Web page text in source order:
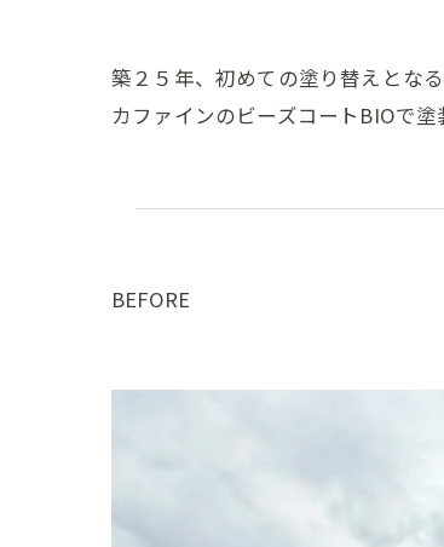
築２５年、初めての塗り替えとな
カファインのビーズコートBIOで
BEFORE